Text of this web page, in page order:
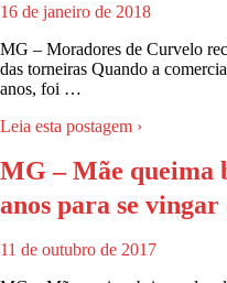
16 de janeiro de 2018
MG – Moradores de Curvelo
das torneiras Quando a
anos, foi …
Leia esta postagem ›
MG – Mãe queima
anos para se vingar
11 de outubro de 2017